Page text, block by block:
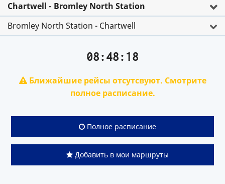
Chartwell - Bromley North Station
Bromley North Station - Chartwell
08:48:18
Ближайшие рейсы отсутсвуют. Смотрите
полное расписание.
Полное расписание
Добавить в мои маршруты